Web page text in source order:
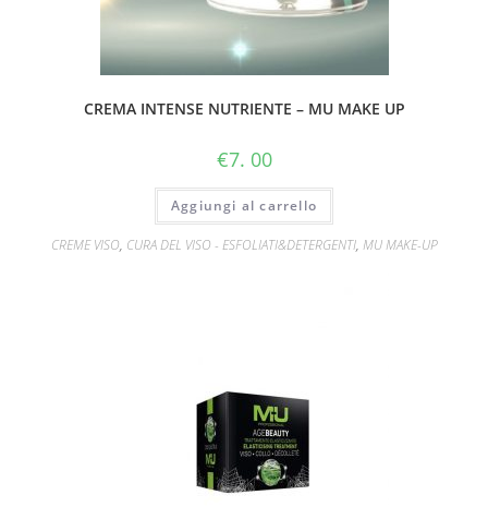
CREMA INTENSE NUTRIENTE – MU MAKE UP
€7. 00
Aggiungi al carrello
CREME VISO, CURA DEL VISO - ESFOLIATI&DETERGENTI, MU MAKE-UP